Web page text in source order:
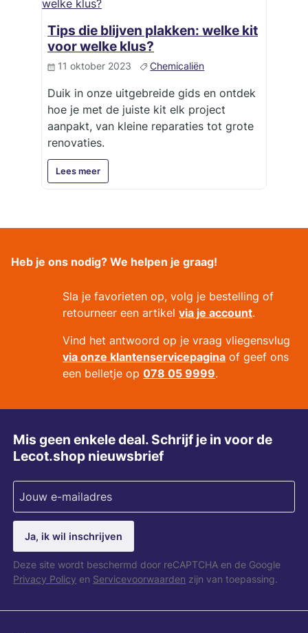
Tips die blijven plakken: welke kit
voor welke klus?
11 oktober 2023 Chemicaliën
Duik in onze uitgebreide gids en ontdek
hoe je met de juiste kit elk project
aanpakt, van kleine reparaties tot grote
renovaties.
Lees meer
Heb je ons nodig? We helpen je graag!
Sla je favorieten op, volg je bestelling of
retourneer een artikelvia je account.
Vind het antwoord op je vraag vliegensvlug
via onze klantenservicepagina of geef ons
een belletje op078 05 9999.
Mis geen enkele deal. Schrijf je in voor de
Lecot.shop nieuwsbrief
Ja, ik wil inschrijven
Deze site wordt beschermd door reCAPTCHA en de Google
Privacy Policy en Servicevoorwaarden zijn van toepassing.